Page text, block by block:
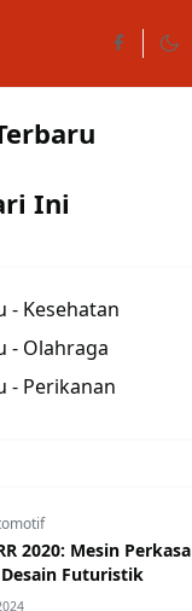
Ini
- Kesehatan
- Olahraga
- Perikanan
2020: Mesin Perkasa
Futuristik